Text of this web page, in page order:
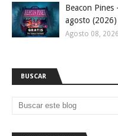
Beacon Pines
agosto
Agosto 08, 2026
BUSCAR